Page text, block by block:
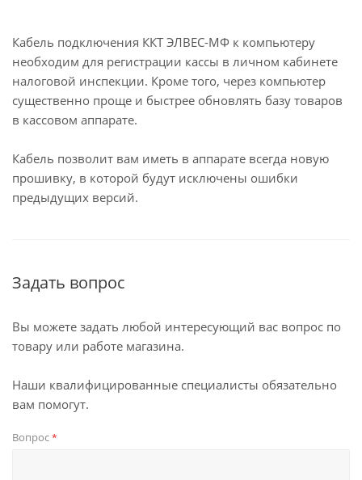
Кабель подключения ККТ ЭЛВЕС-МФ к компьютеру
необходим для регистрации кассы в личном кабинете
налоговой инспекции. Кроме того, через компьютер
существенно проще и быстрее обновлять базу товаров
в кассовом аппарате.
Кабель позволит вам иметь в аппарате всегда новую
прошивку, в которой будут исключены ошибки
предыдущих версий.
Задать вопрос
Вы можете задать любой интересующий вас вопрос по
товару или работе магазина.
Наши квалифицированные специалисты обязательно
вам помогут.
Вопрос*